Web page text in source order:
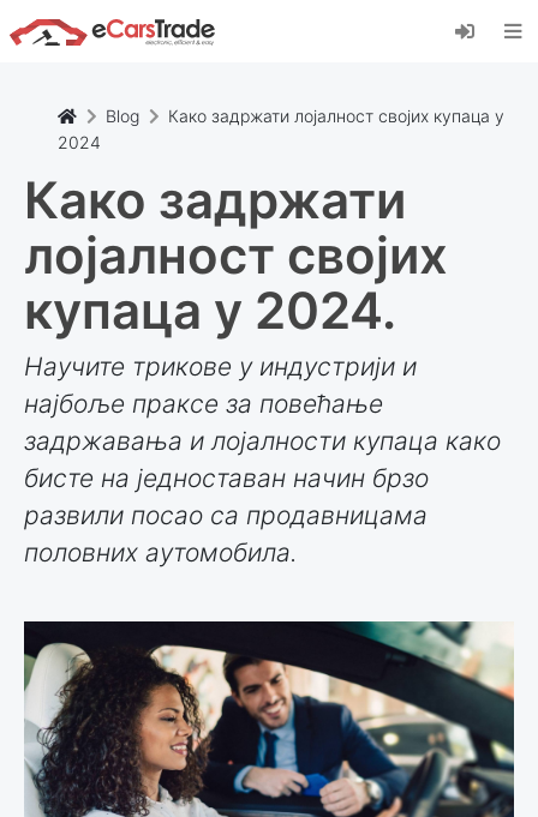
Инсталирајте веб апликацију еЦарсТраде,
додајте је на свој почетни екран и примајте
Инсталирај
Поништити, отказати
Blog
Како задржати лојалност својих купаца у
2024
Како задржати
лојалност својих
купаца у 2024.
Научите трикове у индустрији и
најбоље праксе за повећање
задржавања и лојалности купаца како
бисте на једноставан начин брзо
развили посао са продавницама
половних аутомобила.